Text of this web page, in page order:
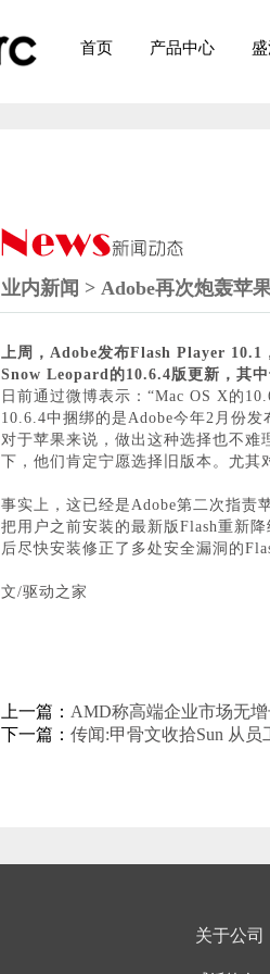
首页 产品中心
业内新闻 > Adobe再次炮轰苹
上周，Adobe发布Flash Player 10.1
Snow Leopard的10.6.4版更新，其
日前通过微博表示：“Mac OS X的
10.6.4中捆绑的是Adobe今年2月份
对于苹果来说，做出这种选择也不难
下，他们肯定宁愿选择旧版本。尤其
事实上，这已经是Adobe第二次指责
把用户之前安装的最新版Flash重新
后尽快安装修正了多处安全漏洞的
文/驱动之家
上一篇： AMD称高端企业市场无
下一篇： 传闻:甲骨文收拾Sun 从
关于公司